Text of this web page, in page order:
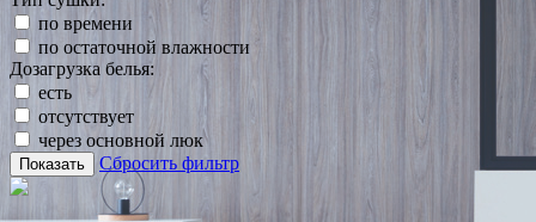
по времени
по остаточной влажности
Дозагрузка белья:
есть
отсутствует
через основной люк
Показать Сбросить фильтр